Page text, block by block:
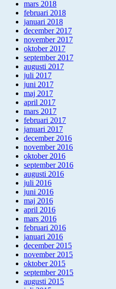
mars 2018
februari 2018
januari 2018
december 2017
november 2017
oktober 2017
september 2017
augusti 2017
juli 2017
juni 2017
maj 2017
april 2017
mars 2017
februari 2017
januari 2017
december 2016
november 2016
oktober 2016
september 2016
augusti 2016
juli 2016
juni 2016
maj 2016
april 2016
mars 2016
februari 2016
januari 2016
december 2015
november 2015
oktober 2015
september 2015
augusti 2015